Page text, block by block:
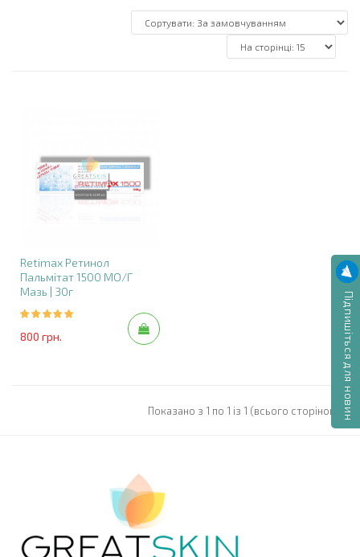
Підпишіться для новин
Retimax Ретинол
Пальмітат 1500 МО/г
Мазь | 30г
800 грн.
Показано з 1 по 1 із 1 (всього сторінок: 1)